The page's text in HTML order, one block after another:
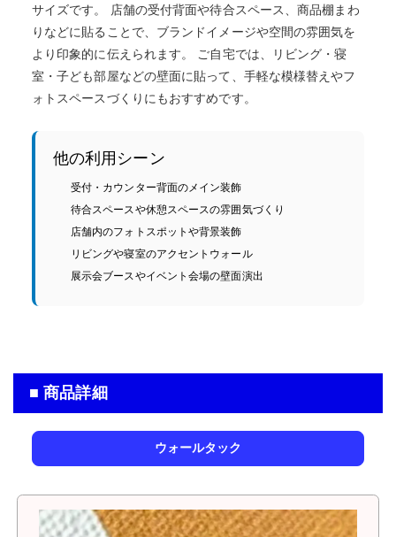
サイズです。 店舗の受付背面や待合スペース、商品棚まわ
りなどに貼ることで、ブランドイメージや空間の雰囲気を
より印象的に伝えられます。 ご自宅では、リビング・寝
室・子ども部屋などの壁面に貼って、手軽な模様替えやフ
ォトスペースづくりにもおすすめです。
他の利用シーン
受付・カウンター背面のメイン装飾
待合スペースや休憩スペースの雰囲気づくり
店舗内のフォトスポットや背景装飾
リビングや寝室のアクセントウォール
展示会ブースやイベント会場の壁面演出
■ 商品詳細
ウォールタック